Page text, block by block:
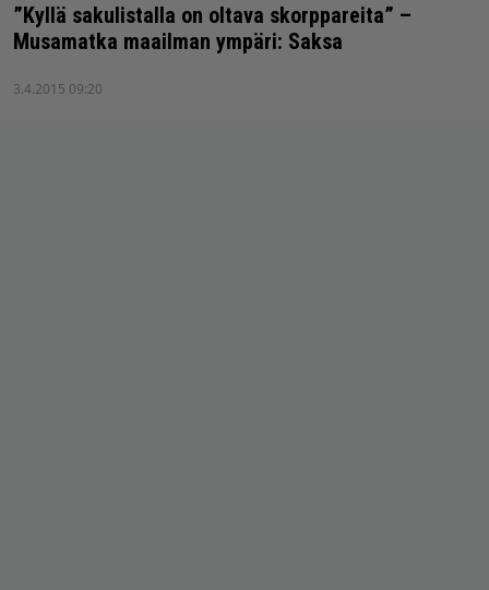
”Kyllä sakulistalla on oltava skorppareita” –
Musamatka maailman ympäri: Saksa
3.4.2015 09:20